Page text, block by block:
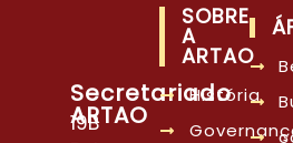
Secretariado
ARTAO
19B
SOBRE
A
ARTAO
História